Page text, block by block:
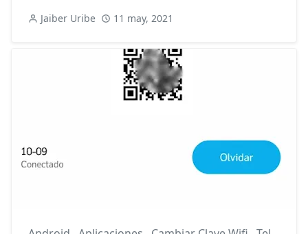
Jaiber Uribe 11 may, 2021